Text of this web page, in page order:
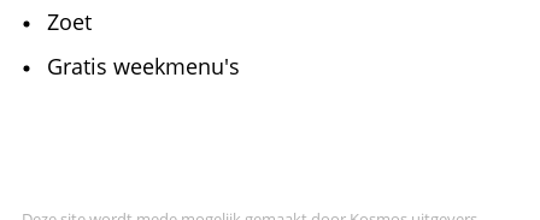
Zoet
Gratis weekmenu's